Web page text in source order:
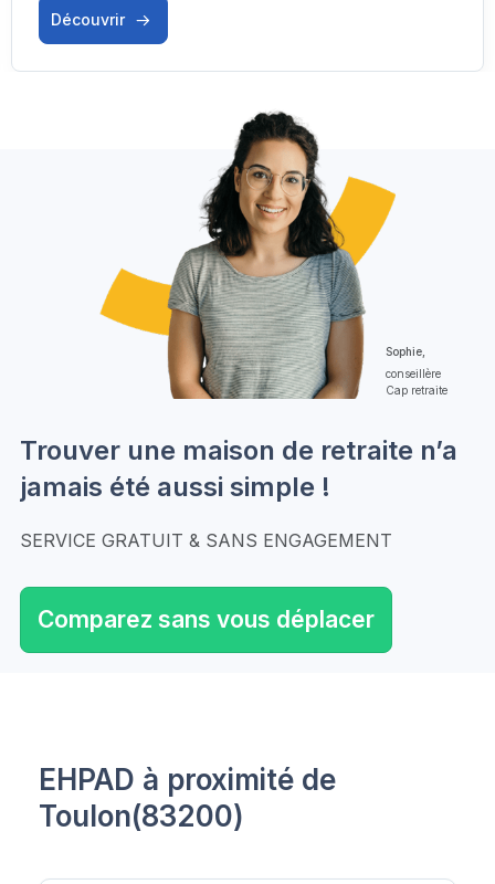
Découvrir
Sophie,
conseillère
Cap retraite
Trouver une maison de retraite n’a
jamais été aussi simple !
SERVICE GRATUIT & SANS ENGAGEMENT
Comparez sans vous déplacer
EHPAD à proximité de
Toulon(83200)